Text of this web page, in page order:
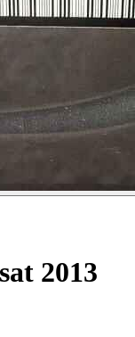
2013